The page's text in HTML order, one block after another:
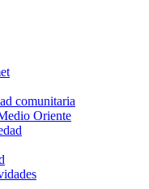
comunitaria
Oriente